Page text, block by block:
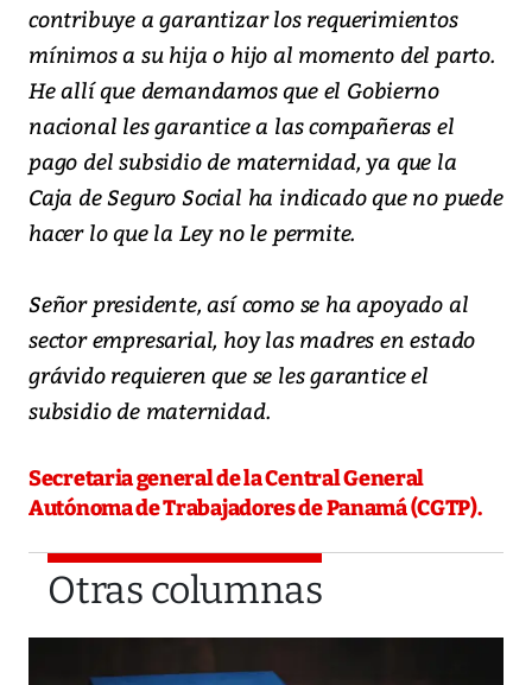
contribuye a garantizar los requerimientos
mínimos a su hija o hijo al momento del parto.
He allí que demandamos que el Gobierno
nacional les garantice a las compañeras el
pago del subsidio de maternidad, ya que la
Caja de Seguro Social ha indicado que no puede
hacer lo que la Ley no le permite.
Señor presidente, así como se ha apoyado al
sector empresarial, hoy las madres en estado
grávido requieren que se les garantice el
subsidio de maternidad.
Secretaria general de la Central General
Autónoma de Trabajadores de Panamá (CGTP).
Otras columnas